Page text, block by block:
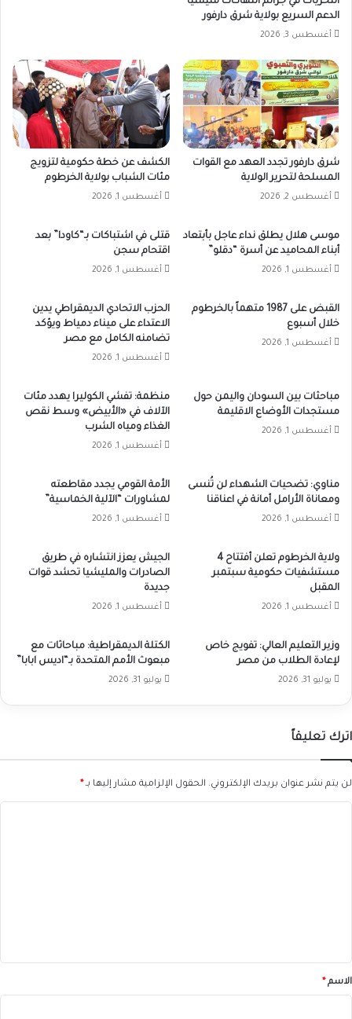
الدعم السريع بولاية شرق دارفور
أغسطس 3, 2026
شرق دارفور تجدد العهد مع القوات
المسلحة لتحرير الولاية
أغسطس 2, 2026
الكشف عن خطة حكومية لتزويج
مئات الشباب بولاية الخرطوم
أغسطس 1, 2026
موسى هلال يطلق نداء عاجل بأبتعاد
أبناء المحاميد عن أسرة “دقلو”
أغسطس 1, 2026
قتلى في اشتباكات بـ“كاودا” بعد
اقتحام سجن
أغسطس 1, 2026
القبض على 1987 متهماً بالخرطوم
خلال أسبوع
أغسطس 1, 2026
الحزب الاتحادي الديمقراطي يدين
الاعتداء على ميناء دمياط ويؤكد
تضامنه الكامل مع مصر
أغسطس 1, 2026
مباحثات بين السودان واليمن حول
مستجدات الأوضاع الاقليمة
أغسطس 1, 2026
منظمة: تفشي الكوليرا يهدد مئات
الآلاف في «الأبيض» وسط نقص
الغذاء ومياه الشرب
أغسطس 1, 2026
مناوي: تضحيات الشهداء لن تُنسى
ومعاناة الأرامل أمانة في اعناقنا
أغسطس 1, 2026
الأمة القومي يجدد مقاطعته
لمشاورات “الآلية الخماسية”
أغسطس 1, 2026
ولاية الخرطوم تعلن أفتتاح 4
مستشفيات حكومية سبتمبر
المقبل
أغسطس 1, 2026
الجيش يعزز انتشاره في طريق
الصادرات والمليشيا تحشد قوات
جديدة
أغسطس 1, 2026
وزير التعليم العالي: تفويج خاص
لإعادة الطلاب من مصر
يوليو 31, 2026
الكتلة الديمقراطية: مباحاثات مع
مبعوث الأمم المتحدة بـ“اديس ابابا”
يوليو 31, 2026
اترك تعليقاً
لن يتم نشر عنوان بريدك الإلكتروني. الحقول الإلزامية مشار إليها بـ*
*الاسم*